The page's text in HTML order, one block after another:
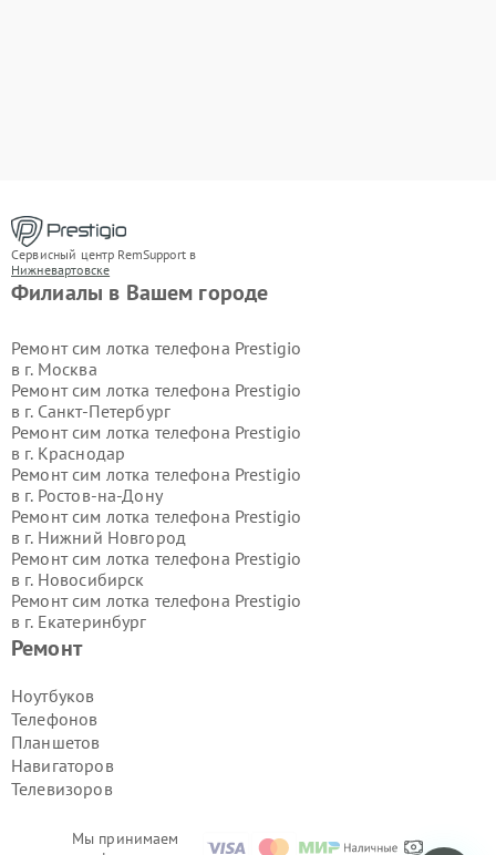
Сервисный центр RemSupport в
Нижневартовске
Мы принимаем
Ремонт
Ноутбуков
Телефонов
Планшетов
Навигаторов
Телевизоров
Филиалы в Вашем городе
Ремонт сим лотка телефона Prestigio
в г. Москва
Ремонт сим лотка телефона Prestigio
в г. Санкт-Петербург
Ремонт сим лотка телефона Prestigio
в г. Краснодар
Ремонт сим лотка телефона Prestigio
в г. Ростов-на-Дону
Ремонт сим лотка телефона Prestigio
в г. Нижний Новгород
Ремонт сим лотка телефона Prestigio
в г. Новосибирск
Ремонт сим лотка телефона Prestigio
в г. Екатеринбург
Ремонт сим лотка телефона Prestigio
Ремонт сим лотка телефона Prestigio
в г.Воронеж
Ремонт сим лотка телефона Prestigio
в г.Волгоград
Ремонт сим лотка телефона Prestigio
в г.Самара
Пермь